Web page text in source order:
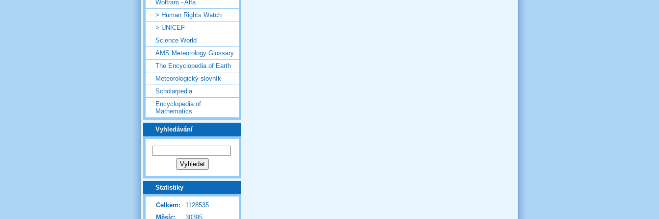
Wolfram - Alfa
> Human Rights Watch
> UNICEF
Science World
AMS Meteorology Glossary
The Encyclopedia of Earth
Meteorologický slovník
Scholarpedia
Encyclopedia of
Mathematics
Vyhledávání
Statistiky
Celkem:
1128535
Měsíc:
30395